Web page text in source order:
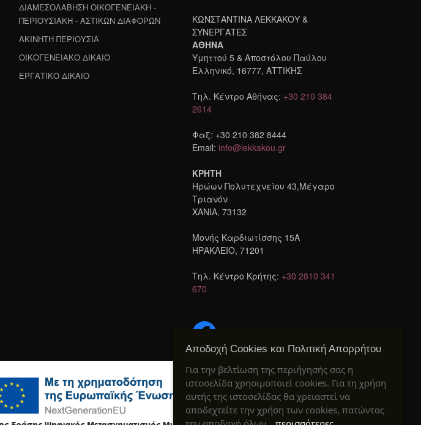
ΔΙΑΜΕΣΟΛΑΒΗΣΗ ΟΙΚΟΓΕΝΕΙΑΚΗ -
ΠΕΡΙΟΥΣΙΑΚΗ - ΑΣΤΙΚΩΝ ΔΙΑΦΟΡΩΝ
ΑΚΙΝΗΤΗ ΠΕΡΙΟΥΣΙΑ
ΟΙΚΟΓΕΝΕΙΑΚΟ ΔΙΚΑΙΟ
ΕΡΓΑΤΙΚΟ ΔΙΚΑΙΟ
ΚΩΝΣΤΑΝΤΙΝΑ ΛΕΚΚΑΚΟΥ &
ΣΥΝΕΡΓΑΤΕΣ
ΑΘΗΝΑ
Υμηττού 5 & Αποστόλου Παύλου
Ελληνικό, 16777, ΑΤΤΙΚΗΣ
Τηλ. Κέντρο Αθήνας: +30 210 384
2614
Φαξ: +30 210 382 8444
Email: info@lekkakou.gr
ΚΡΗΤΗ
Ηρώων Πολυτεχνείου 43,Μέγαρο
Τριανόν
ΧΑΝΙΑ, 73132
Μονής Καρδιωτίσσης 15A
ΗΡΑΚΛΕΙΟ, 71201
Τηλ. Κέντρο Κρήτης: +30 2810 341
670
Αποδοχή Cookies και Πολιτική Απορρήτου
Για την βελτίωση της περιήγησής σας η
ιστοσελίδα χρησιμοποιεί cookies. Για τη χρήση
αυτής της ιστοσελίδας θα χρειαστεί να
αποδεχτείτε την χρήση των cookies, πατώντας